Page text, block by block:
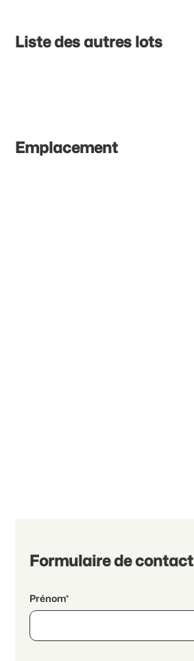
Liste des autres lots
Emplacement
Formulaire de contact
Prénom*